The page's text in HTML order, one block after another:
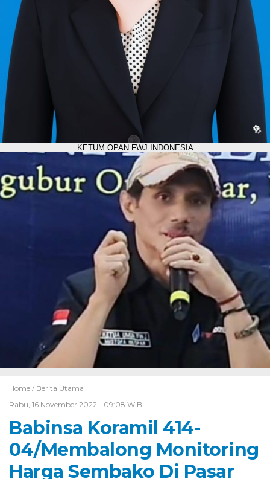
KETUM OPAN FWJ INDONESIA
Home / Berita Utama
Rabu, 16 November 2022 - 09:08 WIB
Babinsa Koramil 414-
04/Membalong Monitoring
Harga Sembako Di Pasar